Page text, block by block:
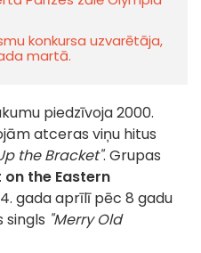
konkursa uzvarētāja,
martā.
piedzīvoja 2000.
atceras viņu hitus
the Bracket". Grupas
on the Eastern
gada aprīlī pēc 8 gadu
singls "Merry Old